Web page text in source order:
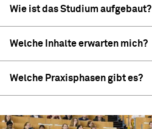
Wie ist das Studium aufgebaut?
Welche Inhalte erwarten mich?
Welche Praxisphasen gibt es?